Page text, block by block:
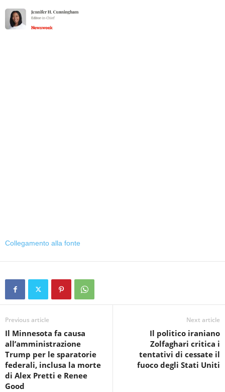
Collegamento alla fonte
Previous article
Il Minnesota fa causa
all’amministrazione
Trump per le sparatorie
federali, inclusa la morte
di Alex Pretti e Renee
Good
Next article
Il politico iraniano
Zolfaghari critica i
tentativi di cessate il
fuoco degli Stati Uniti